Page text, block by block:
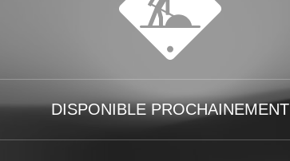
DISPONIBLE PROCHAINEMENT